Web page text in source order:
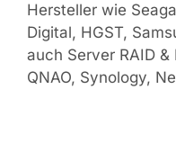
Hersteller wie
Digital, HGST,
auch Server RAID
QNAO, Synology,